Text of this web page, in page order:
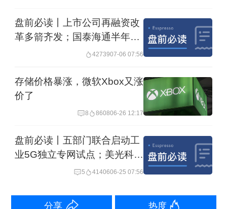
争议焦点：绩效奖金分配
了会员超6万人、占全体过半的三星集团
联合工会三星电子支部以及全国三星电
在册会员约9万人，其中66019人参与投
票，投票率73.5%，61456人投赞成票。
这一投票结果标志着劳资双方在薪资与
盘前必读丨上市公司再融资改
革多箭齐发；国泰海通半年度
4273907-06 07:56
存储价格暴涨，微软Xbox又涨
价了
8 860806-26 12:17
盘前必读丨五部门联合启动工
业5G独立专网试点；美光科技
业绩爆表盘后大涨近16%
5 4140606-25 07:56
分享 热度